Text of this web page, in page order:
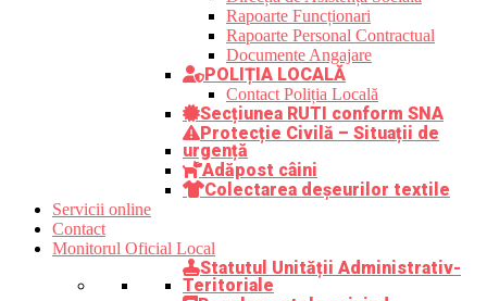
Rapoarte Funcționari
Rapoarte Personal Contractual
Documente Angajare
POLIȚIA LOCALĂ
Contact Poliția Locală
Secțiunea RUTI conform SNA
Protecție Civilă – Situații de
urgență
Adăpost câini
Colectarea deșeurilor textile
Servicii online
Contact
Monitorul Oficial Local
Statutul Unității Administrativ-
Teritoriale